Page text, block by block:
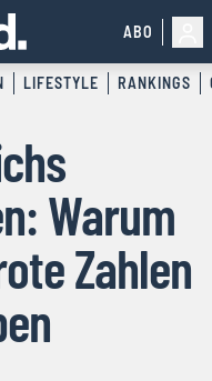
ABO
LIFESTYLE RANKINGS
Warum
Zahlen